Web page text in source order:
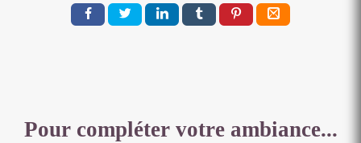
125
X
Pour compléter votre ambiance...